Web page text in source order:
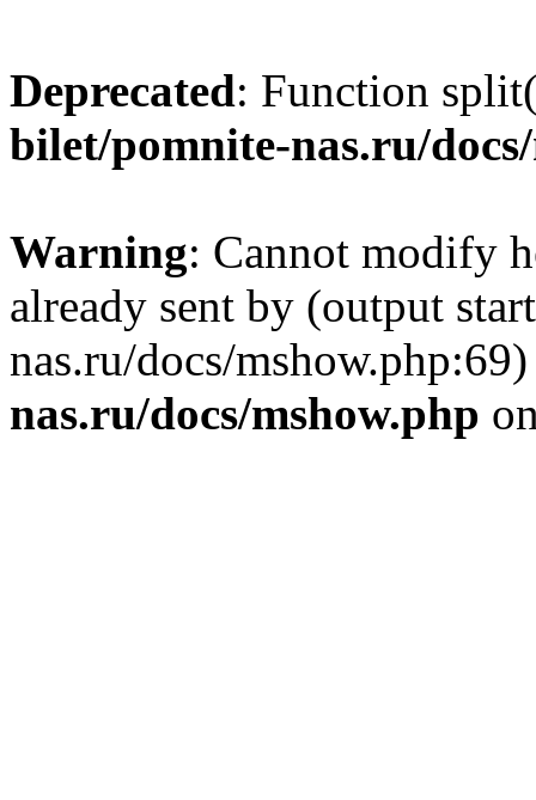
Deprecated: Function
bilet/pomnite-nas.ru/
Warning: Cannot modify
already sent by (output
nas.ru/docs/
nas.ru/docs/mshow.php